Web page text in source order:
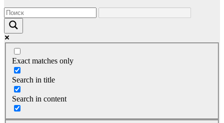
Exact matches only
Search in title
Search in content